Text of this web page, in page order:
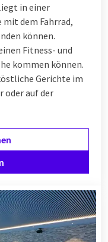
in einer
mit dem Fahrrad,
können.
Fitness- und
kommen können.
Gerichte im
oder auf der